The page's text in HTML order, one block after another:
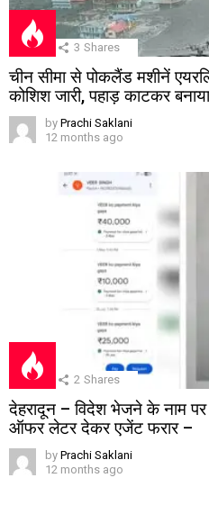
3 Shares
चीन सीमा से पोकलैंड मशीनें
कोशिश जारी, पहाड़ काटकर
by Prachi Saklani
12 months ago
2 Shares
देहरादून – विदेश भेजने के नाम पर
ऑफर लेटर देकर एजेंट फरार –
by Prachi Saklani
12 months ago